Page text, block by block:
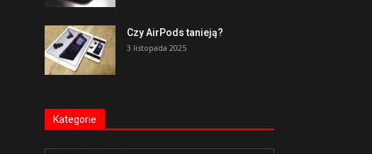
Czy AirPods tanieją?
3 listopada 2025
Kategorie
Kategorie